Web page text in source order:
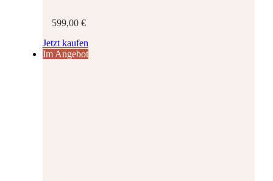
599,00 €
Jetzt kaufen
Im Angebot